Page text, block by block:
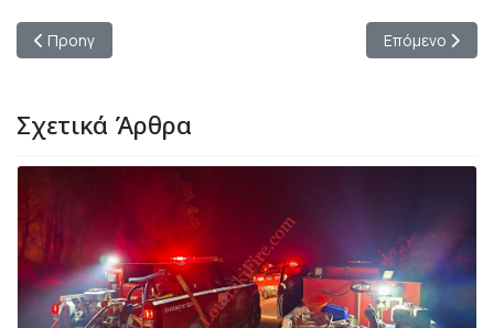
Προηγούμενο άρθρο: Αθλήτριες του τμήματος στίβου του
Προηγ Επόμενο
Επόμενο
Σχετικά Άρθρα